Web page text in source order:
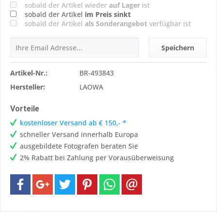
sobald der Artikel wieder auf Lager ist
sobald der Artikel im Preis sinkt
sobald der Artikel als Sonderangebot verfügbar ist
Speichern
Artikel-Nr.:
BR-493843
Hersteller:
LAOWA
Vorteile
kostenloser Versand ab € 150,- *
schneller Versand innerhalb Europa
ausgebildete Fotografen beraten Sie
2% Rabatt bei Zahlung per Vorausüberweisung